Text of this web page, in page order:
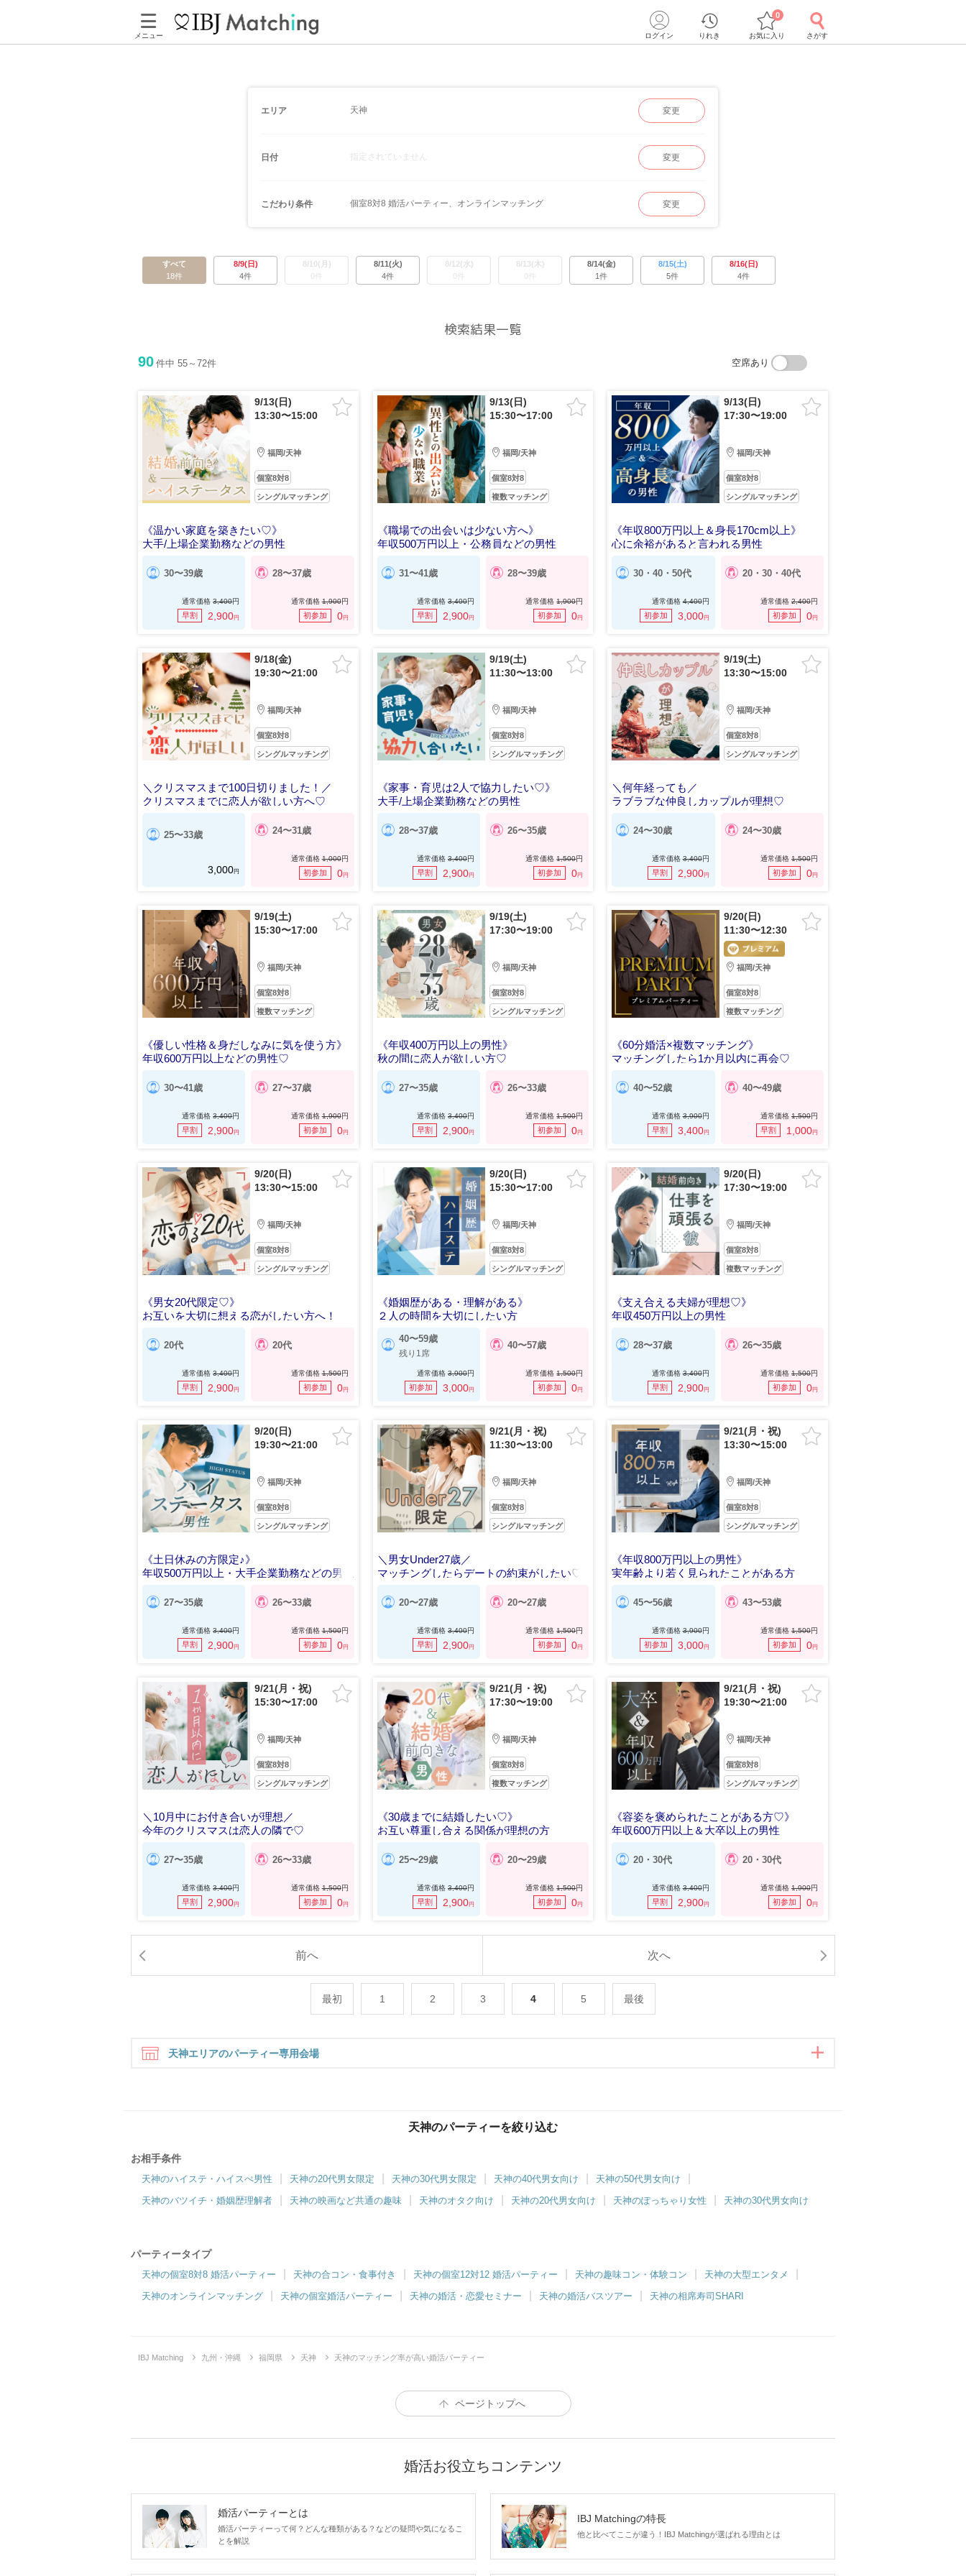
メニュー ログイン りれき お気に入り
0
さがす
エリア 天神 変更
日付 指定されていません 変更
こだわり条件 個室8対8 婚活パーティー、オンラインマッチング 変更
すべて
18件
8/9(日)
4件
8/10(月)
0件
8/11(火)
4件
8/12(水)
0件
8/13(木)
0件
8/14(金)
1件
8/15(土)
5件
8/16(日)
4件
検索結果一覧
90 件中 55～72件 空席あり
9/13(日)
13:30〜15:00
福岡/天神
個室8対8
シングルマッチング
《温かい家庭を築きたい♡》
大手/上場企業勤務などの男性
30〜39歳
通常価格3,400円
早割 2,900円
28〜37歳
通常価格1,900円
初参加 0円
9/13(日)
15:30〜17:00
福岡/天神
個室8対8
複数マッチング
《職場での出会いは少ない方へ》
年収500万円以上・公務員などの男性
31〜41歳
通常価格 3,400円
早割 2,900円
28〜39歳
通常価格1,900円
初参加 0円
9/13(日)
17:30〜19:00
福岡/天神
個室8対8
シングルマッチング
《年収800万円以上＆身長170cm以上》
心に余裕があると言われる男性
30・40・50代
通常価格4,400円
初参加 3,000円
20・30・40代
通常価格 2,400円
初参加 0円
9/18(金)
19:30〜21:00
福岡/天神
個室8対8
シングルマッチング
＼クリスマスまで100日切りました！／
クリスマスまでに恋人が欲しい方へ♡
25〜33歳
3,000円
24〜31歳
通常価格1,000円
初参加 0円
9/19(土)
11:30〜13:00
福岡/天神
個室8対8
シングルマッチング
《家事・育児は2人で協力したい♡》
大手/上場企業勤務などの男性
28〜37歳
通常価格 3,400円
早割 2,900円
26〜35歳
通常価格1,500円
初参加 0円
9/19(土)
13:30〜15:00
福岡/天神
個室8対8
シングルマッチング
＼何年経っても／
ラブラブな仲良しカップルが理想♡
24〜30歳
通常価格3,400円
早割 2,900円
24〜30歳
通常価格 1,500円
初参加 0円
9/19(土)
15:30〜17:00
福岡/天神
個室8対8
複数マッチング
《優しい性格＆身だしなみに気を使う方》
年収600万円以上などの男性♡
30〜41歳
通常価格3,400円
早割 2,900円
27〜37歳
通常価格1,900円
初参加 0円
9/19(土)
17:30〜19:00
福岡/天神
個室8対8
シングルマッチング
《年収400万円以上の男性》
秋の間に恋人が欲しい方♡
27〜35歳
通常価格 3,400円
早割 2,900円
26〜33歳
通常価格1,500円
初参加 0円
9/20(日)
11:30〜12:30
福岡/天神
個室8対8
複数マッチング
《60分婚活×複数マッチング》
マッチングしたら1か月以内に再会♡
40〜52歳
通常価格3,900円
早割 3,400円
40〜49歳
通常価格 1,500円
早割 1,000円
9/20(日)
13:30〜15:00
福岡/天神
個室8対8
シングルマッチング
《男女20代限定♡》
お互いを大切に想える恋がしたい方へ！
20代
通常価格3,400円
早割 2,900円
20代
通常価格1,500円
初参加 0円
9/20(日)
15:30〜17:00
福岡/天神
個室8対8
シングルマッチング
《婚姻歴がある・理解がある》
２人の時間を大切にしたい方
40〜59歳
残り1席
通常価格 3,900円
初参加 3,000円
40〜57歳
通常価格1,500円
初参加 0円
9/20(日)
17:30〜19:00
福岡/天神
個室8対8
複数マッチング
《支え合える夫婦が理想♡》
年収450万円以上の男性
28〜37歳
通常価格3,400円
早割 2,900円
26〜35歳
通常価格 1,500円
初参加 0円
9/20(日)
19:30〜21:00
福岡/天神
個室8対8
シングルマッチング
《土日休みの方限定♪》
年収500万円以上・大手企業勤務などの男性
27〜35歳
通常価格3,400円
早割 2,900円
26〜33歳
通常価格1,500円
初参加 0円
9/21(月・祝)
11:30〜13:00
福岡/天神
個室8対8
シングルマッチング
＼男女Under27歳／
マッチングしたらデートの約束がしたい♡
20〜27歳
通常価格 3,400円
早割 2,900円
20〜27歳
通常価格1,500円
初参加 0円
9/21(月・祝)
13:30〜15:00
福岡/天神
個室8対8
シングルマッチング
《年収800万円以上の男性》
実年齢より若く見られたことがある方
45〜56歳
通常価格3,900円
初参加 3,000円
43〜53歳
通常価格 1,500円
初参加 0円
9/21(月・祝)
15:30〜17:00
福岡/天神
個室8対8
シングルマッチング
＼10月中にお付き合いが理想／
今年のクリスマスは恋人の隣で♡
27〜35歳
通常価格3,400円
早割 2,900円
26〜33歳
通常価格1,500円
初参加 0円
9/21(月・祝)
17:30〜19:00
福岡/天神
個室8対8
複数マッチング
《30歳までに結婚したい♡》
お互い尊重し合える関係が理想の方
25〜29歳
通常価格 3,400円
早割 2,900円
20〜29歳
通常価格1,500円
初参加 0円
9/21(月・祝)
19:30〜21:00
福岡/天神
個室8対8
シングルマッチング
《容姿を褒められたことがある方♡》
年収600万円以上＆大卒以上の男性
20・30代
通常価格3,400円
早割 2,900円
20・30代
通常価格 1,900円
初参加 0円
前へ 次へ
最初 1 2 3 4 5 最後
天神エリアのパーティー専用会場
福岡/天神ラウンジ
天神のパーティーを絞り込む
お相手条件
天神のハイステ・ハイスぺ男性 天神の20代男女限定 天神の30代男女限定 天神の40代男女向け
天神の50代男女向け
天神のバツイチ・婚姻歴理解者
天神の映画など共通の趣味 天神のオタク向け 天神の20代男女向け 天神のぽっちゃり女性 天神の30代男女向け
パーティータイプ
天神の個室8対8 婚活パーティー 天神の合コン・食事付き 天神の個室12対12 婚活パーティー 天神の趣味コン・体験コン
天神の大型エンタメ
天神のオンラインマッチング
天神の個室婚活パーティー 天神の婚活・恋愛セミナー 天神の婚活バスツアー 天神の相席寿司SHARI
IBJ Matching 九州・沖縄 福岡県 天神 天神のマッチング率が高い婚活パーティー
ページトップへ
婚活お役立ちコンテンツ
婚活パーティーとは
婚活パーティーって何？どんな種類がある？などの疑問や気になるこ
とを解説
IBJ Matchingの特長
他と比べてここが違う！IBJ Matchingが選ばれる理由とは